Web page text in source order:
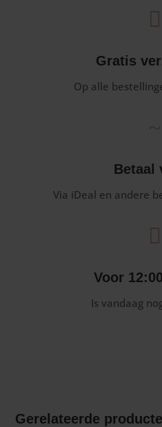
Gratis
Op alle
Betaal
Via iDeal en andere
Voor
Is vandaag
Gerelateerde